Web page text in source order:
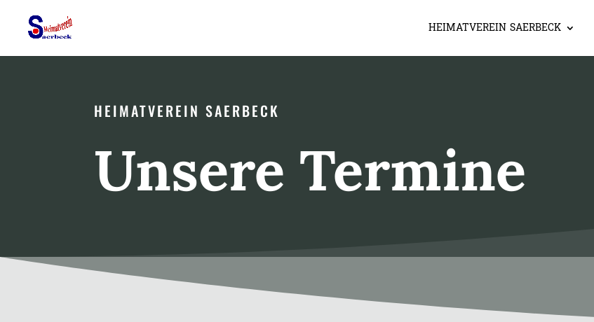
HEIMATVEREIN SAERBECK
HEIMATVEREIN SAERBECK
Unsere Termine